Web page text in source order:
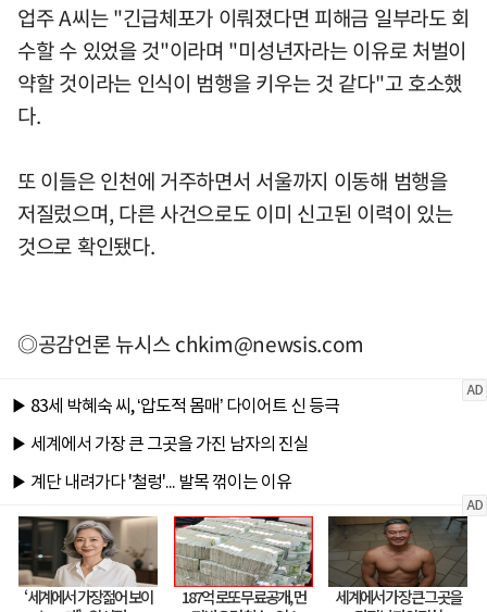
업주 A씨는 "긴급체포가 이뤄졌다면 피해금 일부라도 회
수할 수 있었을 것"이라며 "미성년자라는 이유로 처벌이
약할 것이라는 인식이 범행을 키우는 것 같다"고 호소했
다.
또 이들은 인천에 거주하면서 서울까지 이동해 범행을
저질렀으며, 다른 사건으로도 이미 신고된 이력이 있는
것으로 확인됐다.
◎공감언론 뉴시스chkim@newsis.com